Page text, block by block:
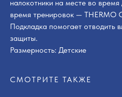
налокотники на месте во
время тренировок — THERMO
Подкладка помогает отводить
защиты.
Размерность: Детские
СМОТРИТЕ ТАКЖЕ